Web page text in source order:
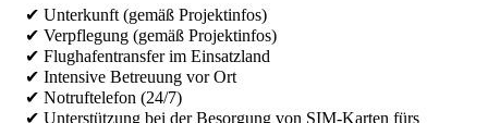
✔ Unterkunft (gemäß Projektinfos)
✔ Verpflegung (gemäß Projektinfos)
✔ Flughafentransfer im Einsatzland
✔ Intensive Betreuung vor Ort
✔ Notruftelefon (24/7)
✔ Unterstützung bei der Besorgung von SIM-Karten fürs